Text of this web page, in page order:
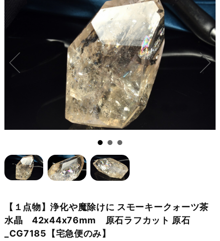
【１点物】浄化や魔除けに スモーキークォーツ茶
水晶 42x44x76mm 原石ラフカット 原石
_CG7185【宅急便のみ】